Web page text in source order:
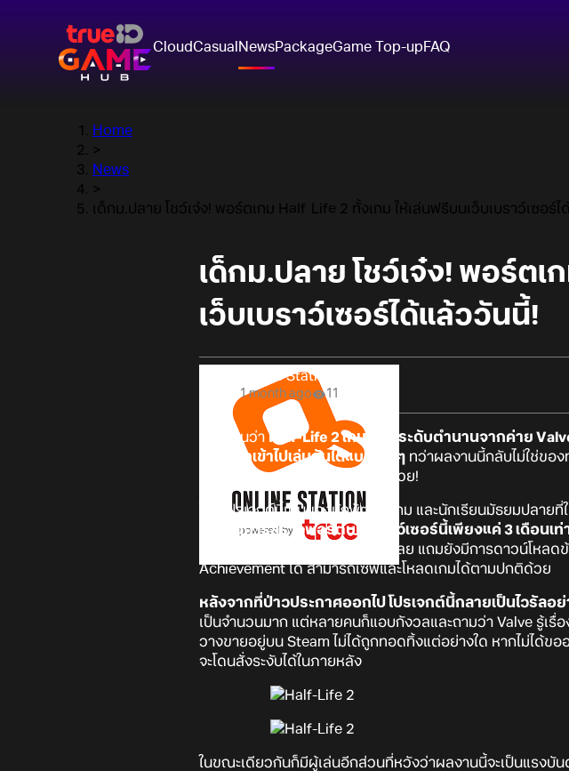
CloudCasual NewsPackageGame Top-upFAQ
Home
>
News
>
เด็กม.ปลาย โชว์เจ๋ง! พอร์ตเกม Half-Life 2 ทั้งเกม ให้เล่นฟรีบนเว็บเบราว์เซอร์ไ
เด็กม.ปลาย โชว์เจ๋ง! พอร์ตเ
เว็บเบราว์เซอร์ได้แล้ววันนี้!
Online Station
1 month ago 11
ดูเหมือนว่า Half-Life 2เกม FPS ระดับตำนานจากค่าย
สามารถเข้าไปเล่นกันได้แบบฟรี ๆ ทว่าผลงานนี้กลับไม่ใช่ขอ
มาภายในระยะเวลาไม่กี่เดือนเสียด้วย!
โดยโปรเจกต์นี้เป็นของนักพัฒนาเกม และนักเรียนมัธยมปลายที่
เวลาในการสร้างพอร์ตบนเบราว์เซอร์นี้เพียงแค่ 3 เดือนเท่
กดปุ่ม New Game ก็พร้อมลุยได้เลย แถมยังมีการดาวน์โหล
Achievement ได้ สามารถเซฟและโหลดเกมได้ตามปกติด้วย
หลังจากที่ป่าวประกาศออกไป โปรเจกต์นี้กลายเป็นไวรัลอย่
เป็นจำนวนมาก แต่หลายคนก็แอบกังวลและถามว่า Valve รู้เรื่
วางขายอยู่บน Steam ไม่ได้ถูกทอดทิ้งแต่อย่างใด หากไม่ได้ข
จะโดนสั่งระงับได้ในภายหลัง
ในขณะเดียวกันก็มีผู้เล่นอีกส่วนที่หวังว่าผลงานนี้จะเป็นแรงบั